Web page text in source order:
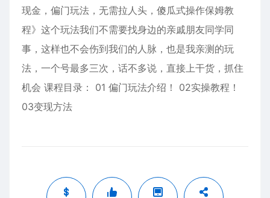
现金，偏门玩法，无需拉人头，傻瓜式操作保姆教
程》这个玩法我们不需要找身边的亲戚朋友同学同
事，这样也不会伤到我们的人脉，也是我亲测的玩
法，一个号最多三次，话不多说，直接上干货，抓住
机会 课程目录： 01 偏门玩法介绍！ 02实操教程！
03变现方法